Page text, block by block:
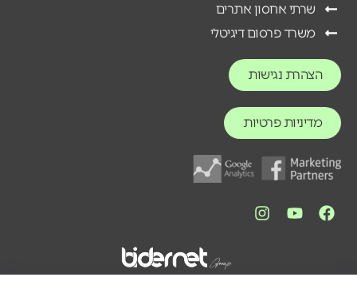
שרתי אחסון אתרים
משרד פרסום דיגיטלי
הצהרת נגישות
מדיניות פרטיות